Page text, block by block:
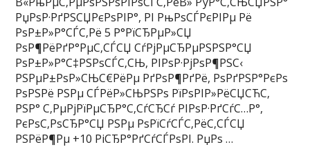
РџРѕР·РґРЅСЏРєРѕРІР°, РІ РњРѕСЃРєРІРµ Рё
РѕР±Р»Р°СЃС‚Рё 5 Р°РїСЂРµР»СЏ
РѕР¶РёРґР°РµС‚СЃСЏ СѓРјРµСЂРµРЅРЅР°СЏ
РѕР±Р»Р°С‡РЅРѕСЃС‚СЊ, РІРѕР·РјРѕР¶РЅС‹
РЅРµР±РѕР»СЊС€РёРµ РґРѕР¶РґРё, РѕРґРЅР°РєРѕ
РѕРЅРё РЅРµ СЃРёР»СЊРЅРѕ РїРѕРІР»РёСЏСЋС‚
РЅР° С‚РµРјРїРµСЂР°С‚СѓСЂСѓ РІРѕР·РґСѓС…Р°,
РєРѕС‚РѕСЂР°СЏ РЅРµ РѕРїСѓСЃС‚РёС‚СЃСЏ
РЅРёР¶Рµ +10 РіСЂР°РґСѓСЃРѕРІ. РџРѕ …